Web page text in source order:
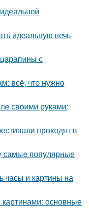
идеальную печь
с
всё, что нужно
своими руками:
проходят в
самые популярные
часы и картины на
картинами: основные